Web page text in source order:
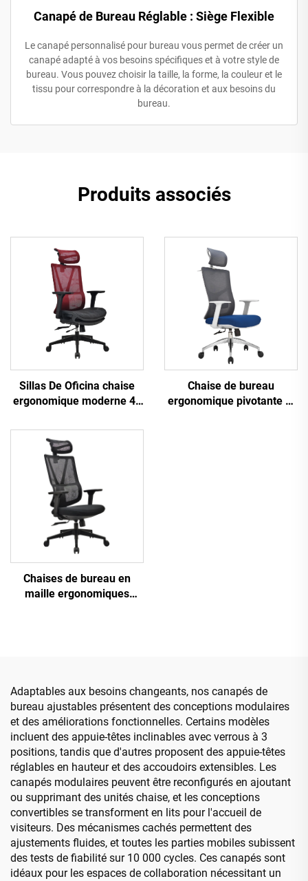
Canapé de Bureau Réglable : Siège Flexible
Le canapé personnalisé pour bureau vous permet de créer un
canapé adapté à vos besoins spécifiques et à votre style de
bureau. Vous pouvez choisir la taille, la forme, la couleur et le
tissu pour correspondre à la décoration et aux besoins du
bureau.
Produits associés
Sillas De Oficina chaise
ergonomique moderne 4d
noir maille ergonomique
bureau exécutif Cadeira
De Escritorio
Chaise de bureau
ergonomique pivotante et
Chaises de bureau en
maille ergonomiques
Adaptables aux besoins changeants, nos canapés de
bureau ajustables présentent des conceptions modulaires
et des améliorations fonctionnelles. Certains modèles
incluent des appuie-têtes inclinables avec verrous à 3
positions, tandis que d'autres proposent des appuie-têtes
réglables en hauteur et des accoudoirs extensibles. Les
canapés modulaires peuvent être reconfigurés en ajoutant
ou supprimant des unités chaise, et les conceptions
convertibles se transforment en lits pour l'accueil de
visiteurs. Des mécanismes cachés permettent des
ajustements fluides, et toutes les parties mobiles subissent
des tests de fiabilité sur 10 000 cycles. Ces canapés sont
idéaux pour les espaces de collaboration nécessitant un